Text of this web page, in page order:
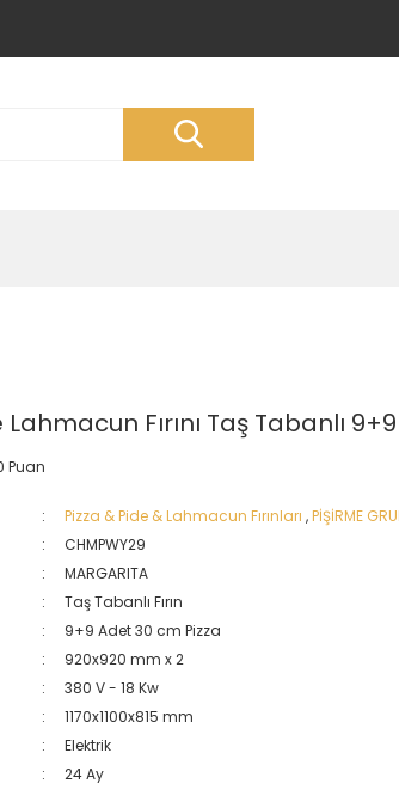
Lahmacun Fırını Taş Tabanlı
Puan
Pizza & Pide & Lahmacun Fırınları ,PİŞİRME
CHMPWY29
MARGARITA
Taş Tabanlı Fırın
9+9 Adet 30 cm Pizza
920x920 mm x 2
380 V - 18 Kw
1170x1100x815 mm
Elektrik
24 Ay